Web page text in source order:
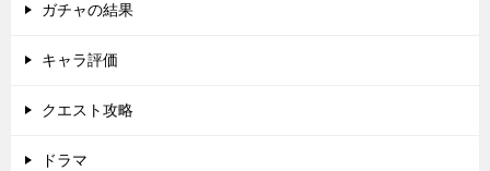
ガチャの結果
キャラ評価
クエスト攻略
ドラマ